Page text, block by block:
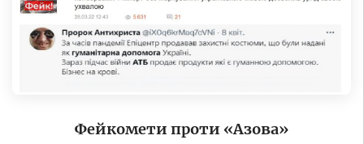
Фейкомети проти «Азова»